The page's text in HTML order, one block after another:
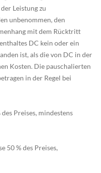
Leistung zu
unbenommen, den
mit dem Rücktritt
DC kein oder ein
ist, als die von DC in der
Kosten. Die pauschalierten
in der Regel bei
Preises, mindestens
50 % des Preises,